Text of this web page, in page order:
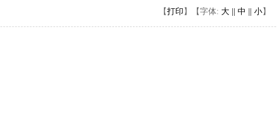
【字体: 大 || 中 || 小】
【打印 】